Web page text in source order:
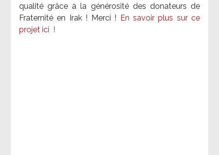
qualité grâce à la générosité des donateurs de
Fraternité en Irak ! Merci !
En savoir plus sur ce
projet ici !